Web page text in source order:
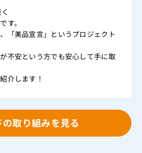
す。
「美品宣言」というプロジェクト
不安という方でも安心して手に取
介します！
取り組みを見る